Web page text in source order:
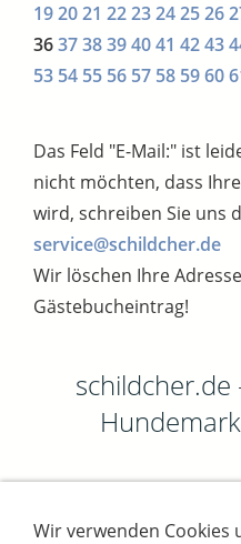
192021 2223242526
363738394041 4243
53 54 55 56 57 58 5960
Das Feld "E-Mail:" ist
nicht möchten, dass
wird, schreiben Sie uns
service@schildcher.de
Wir löschen Ihre
Gästebucheintrag!
Wir verwenden Cookies